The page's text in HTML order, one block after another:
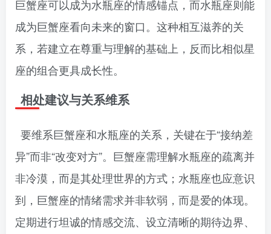
巨蟹座可以成为水瓶座的情感锚点，而水瓶座则能
成为巨蟹座看向未来的窗口。这种相互滋养的关
系，若建立在尊重与理解的基础上，反而比相似星
座的组合更具成长性。
相处建议与关系维系
要维系巨蟹座和水瓶座的关系，关键在于“接纳差
异”而非“改变对方”。巨蟹座需理解水瓶座的疏离并
非冷漠，而是其处理世界的方式；水瓶座也应意识
到，巨蟹座的情绪需求并非软弱，而是爱的体现。
定期进行坦诚的情感交流、设立清晰的期待边界、